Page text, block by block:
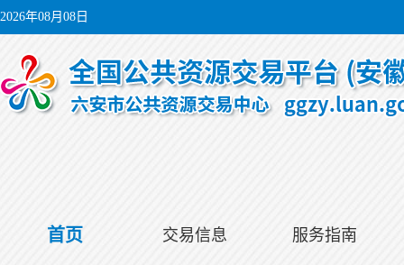
2026年08月08日
首页 交易信息 服务指南